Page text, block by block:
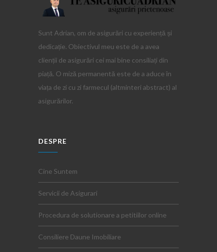
Sunt Adrian, om de asigurări cu experiență și
dedicație. Obiectivul meu este de a avea
clienții de asigurări cei mai bine consiliați din
piață. O miză permanentă este de a aduce în
viața de zi cu zi farmecul (altminteri abstract) al
asigurărilor.
DESPRE
Cine Suntem
Servicii de Asigurari
Procedura de solutionare a petitiilor online
Consiliere Daune Imobiliare